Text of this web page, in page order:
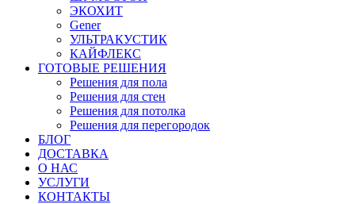
ЭКОХИТ
Gener
УЛЬТРАКУСТИК
КАЙФЛЕКС
ГОТОВЫЕ РЕШЕНИЯ
Решения для пола
Решения для стен
Решения для потолка
Решения для перегородок
БЛОГ
ДОСТАВКА
О НАС
УСЛУГИ
КОНТАКТЫ